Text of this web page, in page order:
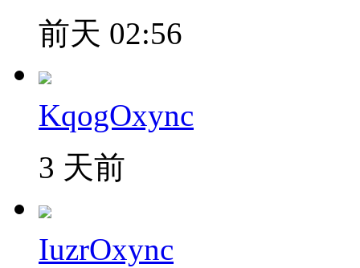
前天 02:56
KqogOxync
3 天前
IuzrOxync